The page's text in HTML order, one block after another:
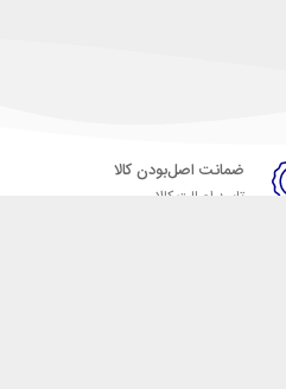
ضمانت اصل‌بودن کالا
تایید اصالت کالا